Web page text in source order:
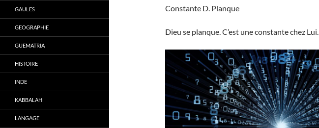
Constante D. Planque
Dieu se planque. C’est une constante chez Lui.
GAULES
GEOGRAPHIE
GUEMATRIA
HISTOIRE
INDE
KABBALAH
LANGAGE